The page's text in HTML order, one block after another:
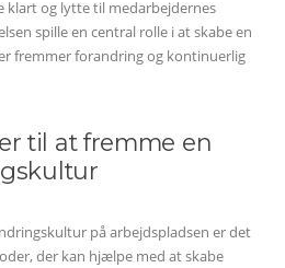
og lytte til medarbejdernes
spille en central rolle i at skabe en
fremmer forandring og kontinuerlig
til at fremme en
på arbejdspladsen er det
der kan hjælpe med at skabe